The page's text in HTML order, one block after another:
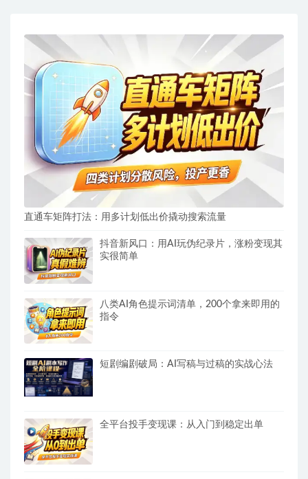
直通车矩阵打法：用多计划低出价撬动搜索流量
抖音新风口：用AI玩伪纪录片，涨粉变现其
实很简单
八类AI角色提示词清单，200个拿来即用的
指令
短剧编剧破局：AI写稿与过稿的实战心法
全平台投手变现课：从入门到稳定出单